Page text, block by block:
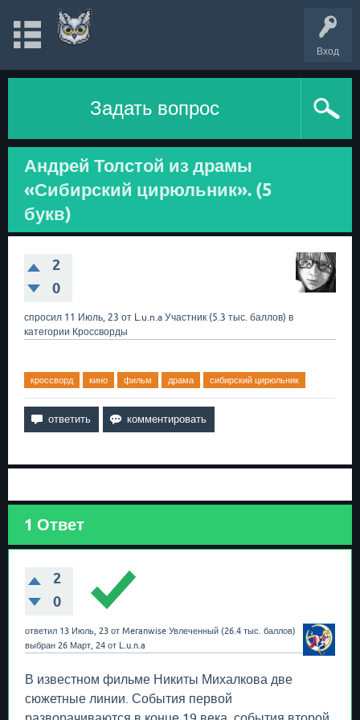
Вход
Задать вопрос
Андрей Толстой из драмы
«Сибирский цирюльник». (5
букв)
2
0
спросил 11 Июль, 23 от L.u.n.a Участник (5.3 тыс. баллов) в
категории Кроссворды
кроссворд кино фильм драма сибирский цирюльник
1 Ответ
2
0
ответил 13 Июль, 23 от Meranwise Увлеченный (26.4 тыс. баллов)
выбран 26 Март, 24 от L.u.n.a
В известном фильме Никиты Михалкова две
сюжетные линии. События первой